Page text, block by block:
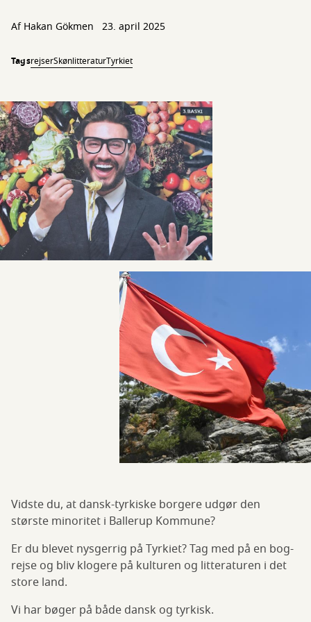
AfHakan Gökmen 23. april 2025
TagsrejserSkønlitteraturTyrkiet
Vidste du, at dansk-tyrkiske borgere udgør den
største minoritet i Ballerup Kommune?
Er du blevet nysgerrig på Tyrkiet? Tag med på en bog-
rejse og bliv klogere på kulturen og litteraturen i det
store land.
Vi har bøger på både dansk og tyrkisk.